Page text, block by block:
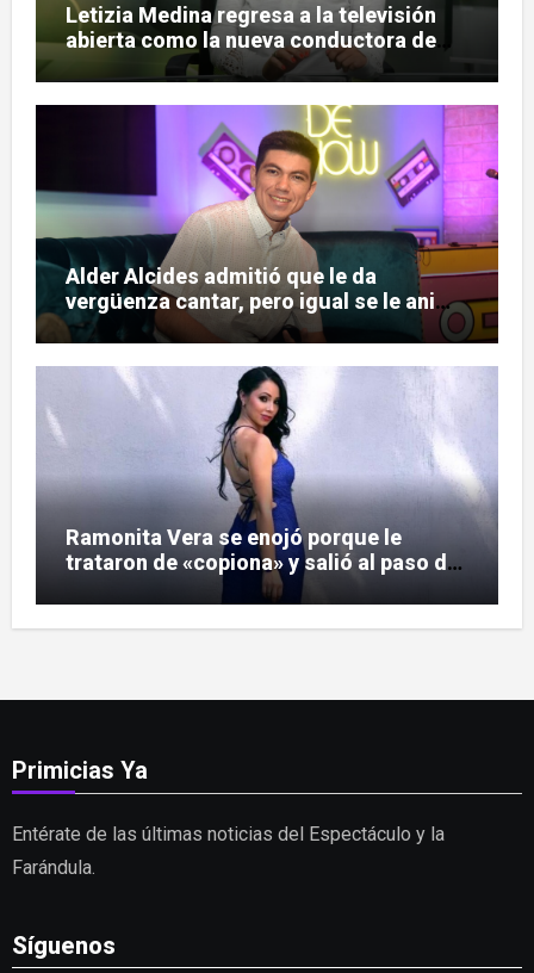
Letizia Medina regresa a la televisión
abierta como la nueva conductora de
«Pulso Urbano»
Alder Alcides admitió que le da
vergüenza cantar, pero igual se le animó
a Soda Stereo
Ramonita Vera se enojó porque le
trataron de «copiona» y salió al paso de
Primicias Ya
Entérate de las últimas noticias del Espectáculo y la
Farándula.
Síguenos